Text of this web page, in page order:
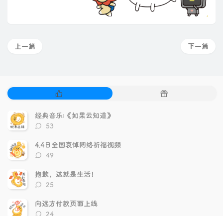
下一篇
上一篇
门
文
章
随
经典音乐:《如果云知道》
评
数：
53
4.4日全国哀悼网络祈福视频
评
数：
49
抱歉，这就是生活！
评
数：
25
向远方付款页面上线
评
24